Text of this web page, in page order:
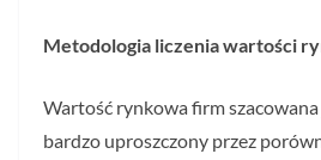
Metodologia liczenia wartości
Wartość rynkowa firm
bardzo uproszczony przez